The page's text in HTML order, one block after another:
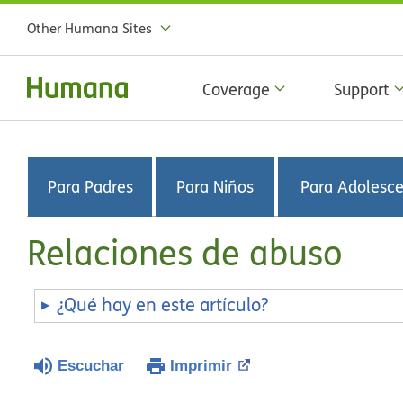
Other Humana Sites
Coverage Support
Para Padres Para Niños Para
Relaciones de abuso
¿Qué hay en este artículo?
Escuchar Imprimir